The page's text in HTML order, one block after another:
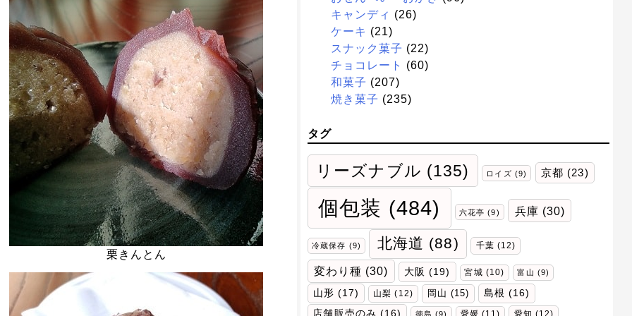
栗きんとん
キャンディ (26)
ケーキ (21)
スナック菓子 (22)
チョコレート
(60)
和菓子 (207)
焼き菓子 (235)
タグ
リーズナブル (135) ロイズ (9) 京都 (23)
個包装 (484) 六花亭 (9) 兵庫 (30)
冷蔵保存 (9) 北海道 (88) 千葉 (12)
変わり種 (30) 大阪 (19) 宮城 (10) 富山 (9)
山形 (17) 山梨 (12) 岡山 (15) 島根 (16)
店舗販売のみ (16) 徳島 (9)